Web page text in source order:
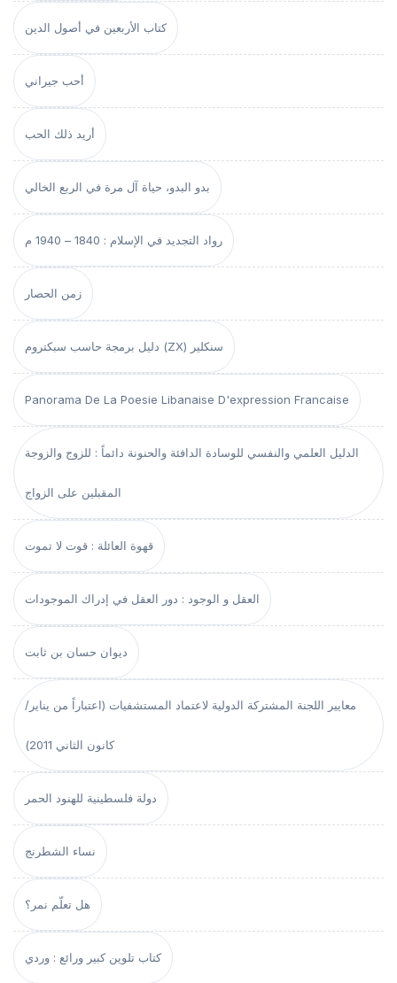
كتاب الأربعين في أصول الدين
أحب جيراني
أريد ذلك الحب
بدو البدو، حياة آل مرة في الربع الخالي
رواد التجديد في الإسلام : 1840 – 1940 م
زمن الحصار
دليل برمجة حاسب سبكتروم (ZX) سنكلير
Panorama De La Poesie Libanaise D'expression Francaise
الدليل العلمي والنفسي للوسادة الدافئة والحنونة دائماً : للزوج والزوجة
المقبلين على الزواج
قهوة العائلة : قوت لا تموت
العقل و الوجود : دور العقل في إدراك الموجودات
ديوان حسان بن ثابت
معايير اللجنة المشتركة الدولية لاعتماد المستشفيات (اعتباراً من يناير/
كانون الثاني 2011)
دولة فلسطينية للهنود الحمر
نساء الشطرنج
هل تعلّم نمر؟
كتاب تلوين كبير ورائع : وردي